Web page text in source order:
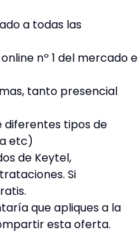
a todas las
nº 1 del mercado e
tanto presencial
diferentes tipos de
etc)
de Keytel,
Si
que apliques a la
esta oferta.